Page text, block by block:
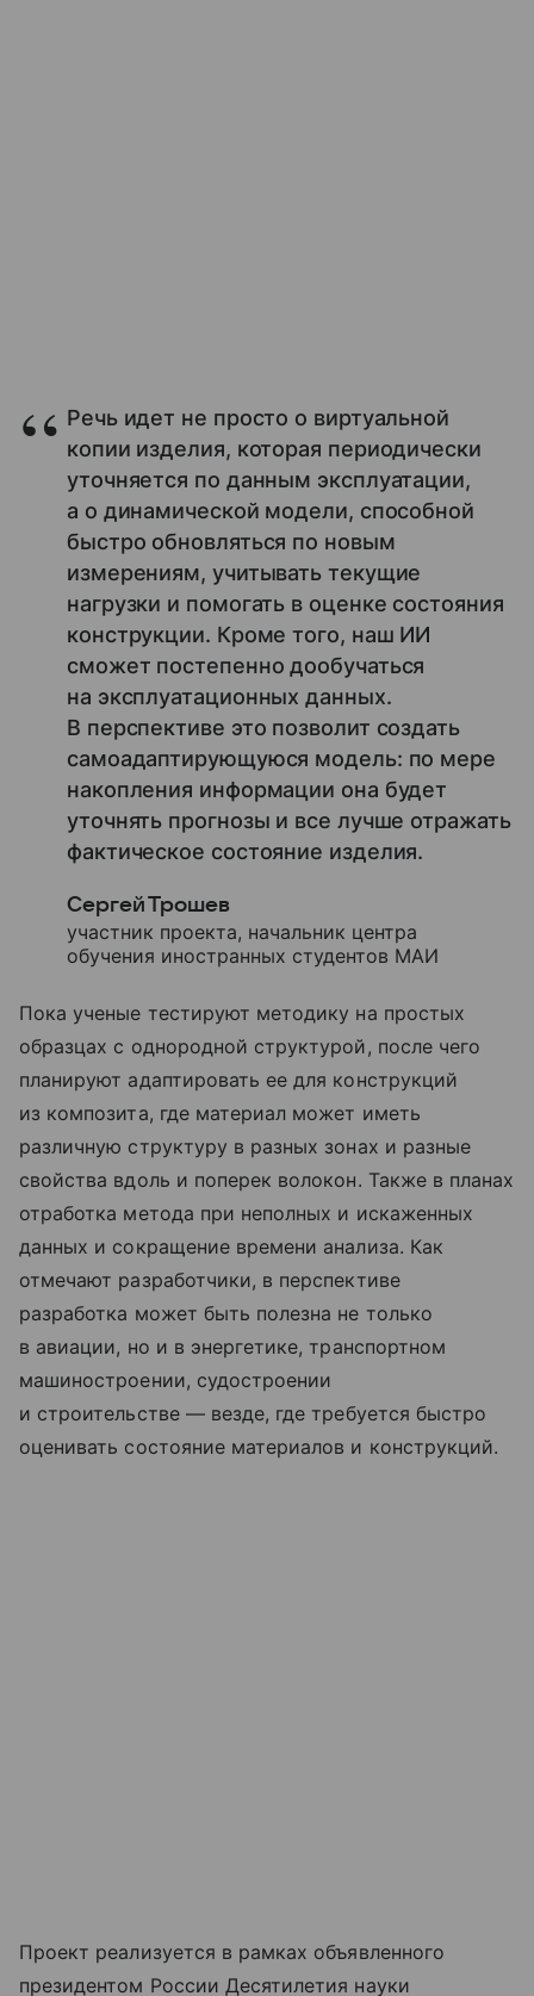
Речь идет не просто о виртуальной
копии изделия, которая периодически
уточняется по данным эксплуатации,
а о динамической модели, способной
быстро обновляться по новым
измерениям, учитывать текущие
нагрузки и помогать в оценке состояния
конструкции. Кроме того, наш ИИ
сможет постепенно дообучаться
на эксплуатационных данных.
В перспективе это позволит создать
самоадаптирующуюся модель: по мере
накопления информации она будет
уточнять прогнозы и все лучше отражать
фактическое состояние изделия.
Сергей Трошев
участник проекта, начальник центра
обучения иностранных студентов МАИ
Пока ученые тестируют методику на простых
образцах с однородной структурой, после чего
планируют адаптировать ее для конструкций
из композита, где материал может иметь
различную структуру в разных зонах и разные
свойства вдоль и поперек волокон. Также в планах
отработка метода при неполных и искаженных
данных и сокращение времени анализа. Как
отмечают разработчики, в перспективе
разработка может быть полезна не только
в авиации, но и в энергетике, транспортном
машиностроении, судостроении
и строительстве — везде, где требуется быстро
оценивать состояние материалов и конструкций.
Проект реализуется в рамках объявленного
президентом России Десятилетия науки